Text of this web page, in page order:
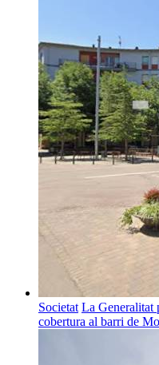
Societat La Generalitat
cobertura al barri de